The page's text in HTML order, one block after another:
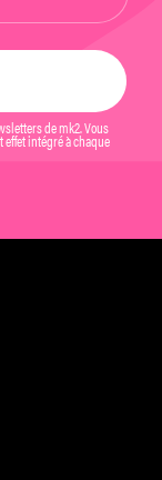
de mk2. Vous
intégré à chaque